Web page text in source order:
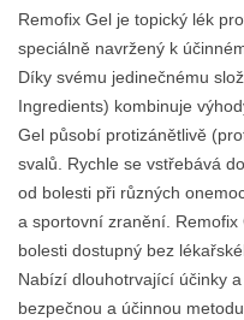
Remofix Gel je topický lék
speciálně navržený k
Díky svému jedinečnému
Ingredients) kombinuje
Gel působí protizánětlivě
svalů. Rychle se vstřebává
od bolesti při různých
a sportovní zranění.
bolesti dostupný bez
Nabízí dlouhotrvající účinky
bezpečnou a účinnou